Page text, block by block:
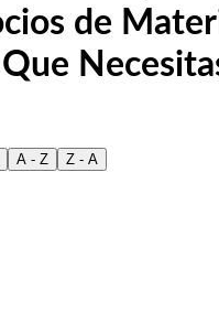
de
A - Z Z - A